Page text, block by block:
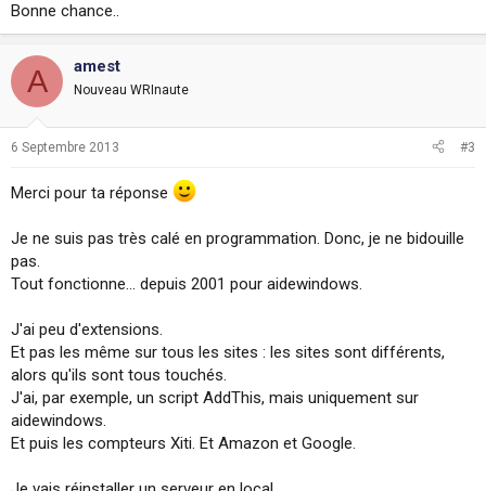
Bonne chance..
A amest
Nouveau WRInaute
6 Septembre 2013 #3
Merci pour ta réponse
Je ne suis pas très calé en programmation. Donc, je ne bidouille
pas.
Tout fonctionne... depuis 2001 pour aidewindows.
J'ai peu d'extensions.
Et pas les même sur tous les sites : les sites sont différents,
alors qu'ils sont tous touchés.
J'ai, par exemple, un script AddThis, mais uniquement sur
aidewindows.
Et puis les compteurs Xiti. Et Amazon et Google.